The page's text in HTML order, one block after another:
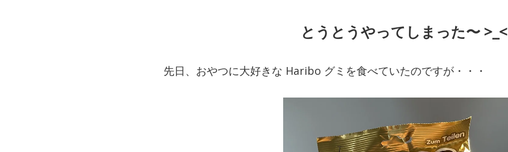
とうとうやってしまった〜 >_<
先日、おやつに大好きな Haribo グミを食べていたのですが・・・